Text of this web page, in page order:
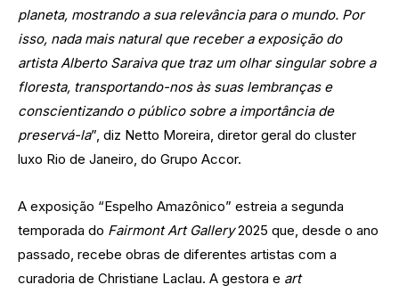
planeta, mostrando a sua relevância para o mundo. Por
isso, nada mais natural que receber a exposição do
artista Alberto Saraiva que traz um olhar singular sobre a
floresta, transportando-nos às suas lembranças e
conscientizando o público sobre a importância de
preservá-la”, diz Netto Moreira, diretor geral do cluster
luxo Rio de Janeiro, do Grupo Accor.
A exposição “Espelho Amazônico” estreia a segunda
temporada do Fairmont Art Gallery2025 que, desde o ano
passado, recebe obras de diferentes artistas com a
curadoria de Christiane Laclau. A gestora e art